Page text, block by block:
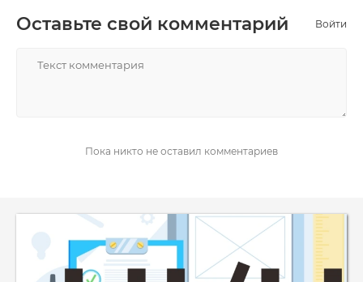
Оставьте свой комментарий Войти
Пока никто не оставил комментариев